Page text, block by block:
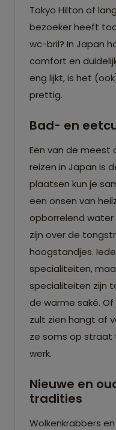
Tokyo Hilton of
bezoeker heeft
wc-bril? In Japan
comfort en
eng lijkt, is het
prettig.
Bad- en
Een van de meest
reizen in Japan is
plaatsen kun je
een onsen van
opborrelend water
zijn over de
hoogstandjes.
specialiteiten,
specialiteiten zijn
de warme saké.
zult zien hangt af
ze soms op straat
werk.
Nieuwe en
tradities
Wolkenkrabbers